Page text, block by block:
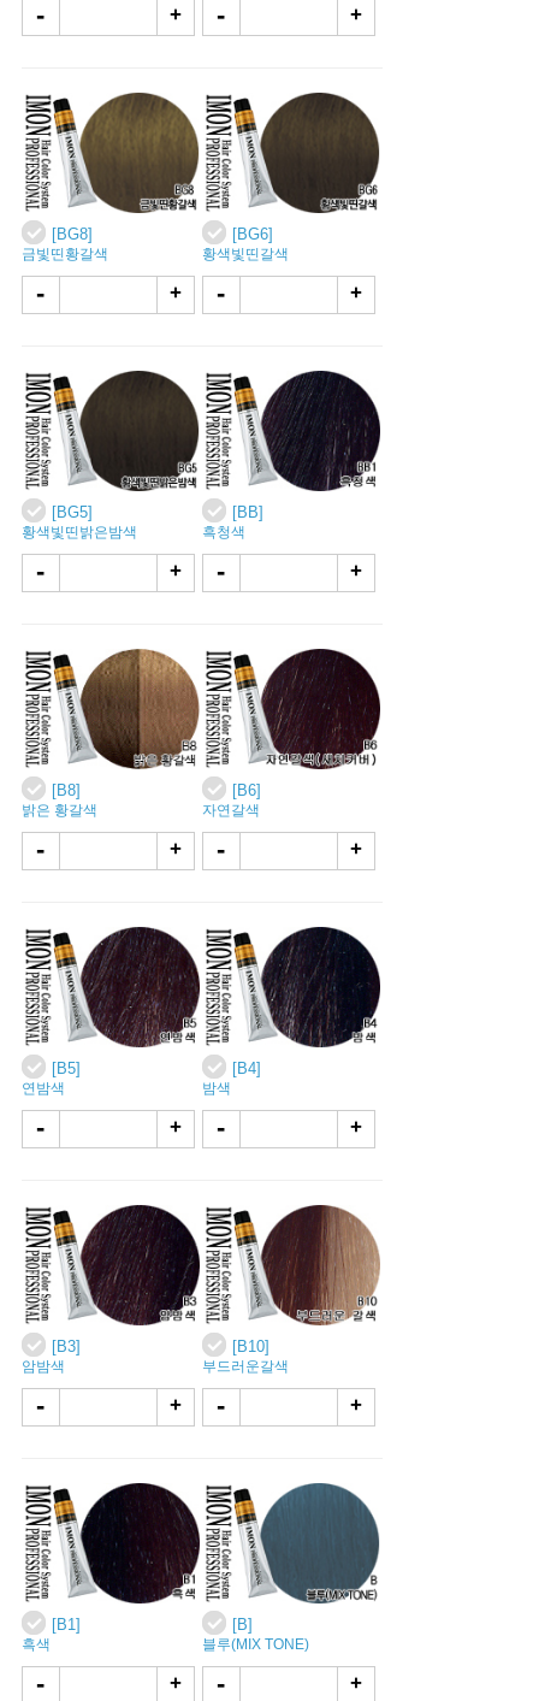
- + - +
[BG8]
금빛띤황갈색
- +
[BG6]
황색빛띤갈색
- +
[BG5]
황색빛띤밝은밤색
- +
[BB]
흑청색
- +
[B8]
밝은 황갈색
- +
[B6]
자연갈색
- +
[B5]
연밤색
- +
[B4]
밤색
- +
[B3]
암밤색
- +
[B10]
부드러운갈색
- +
[B1]
흑색
- +
[B]
블루(MIX TONE)
- +